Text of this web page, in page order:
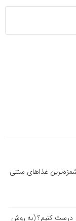
غذاهای سنتی
درست کنیم؟ (به روش